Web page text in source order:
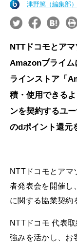
津野篤（編集部）
NTTドコモとア
Amazonプライム
ラインストア「
積・使用できる
ンを契約するユ
のdポイント還元
NTTドコモとアマ
者発表会を開催し
に関する協業契約
NTTドコモ 代表
強みを活かし、お